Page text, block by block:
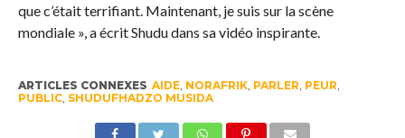
que c’était terrifiant. Maintenant, je suis sur la scène
mondiale », a écrit Shudu dans sa vidéo inspirante.
ARTICLES CONNEXES AIDE, NORAFRIK, PARLER PEUR
PUBLIC, SHUDUFHADZO MUSIDA